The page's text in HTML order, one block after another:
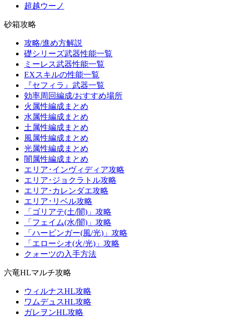
超越ウーノ
砂箱攻略
攻略/進め方解説
礎シリーズ武器性能一覧
ミーレス武器性能一覧
EXスキルの性能一覧
『セフィラ』武器一覧
効率周回編成/おすすめ場所
火属性編成まとめ
水属性編成まとめ
土属性編成まとめ
風属性編成まとめ
光属性編成まとめ
闇属性編成まとめ
エリア･インヴィディア攻略
エリア･ジョクラトル攻略
エリア･カレンダエ攻略
エリア･リベル攻略
「ゴリアテ(土/闇)」攻略
「フェイム(水/闇)」攻略
「ハービンガー(風/光)」攻略
「エローシオ(火/光)」攻略
クォーツの入手方法
六竜HLマルチ攻略
ウィルナスHL攻略
ワムデュスHL攻略
ガレヲンHL攻略